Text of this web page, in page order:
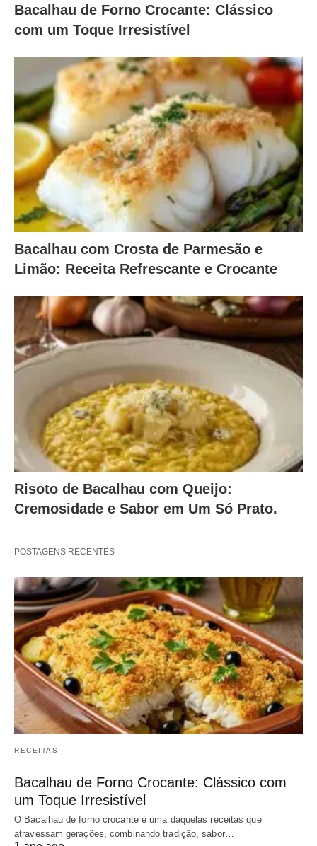
Bacalhau de Forno Crocante: Clássico
com um Toque Irresistível
Bacalhau com Crosta de Parmesão e
Limão: Receita Refrescante e Crocante
Risoto de Bacalhau com Queijo:
Cremosidade e Sabor em Um Só Prato.
POSTAGENS RECENTES
RECEITAS
Bacalhau de Forno Crocante: Clássico com
um Toque Irresistível
O Bacalhau de forno crocante é uma daquelas receitas que
atravessam gerações, combinando tradição, sabor…